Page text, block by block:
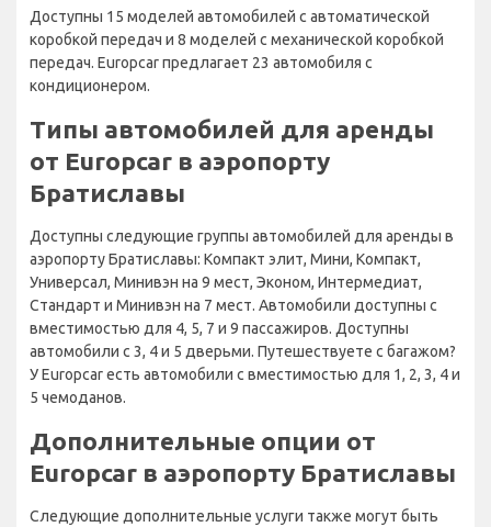
Доступны 15 моделей автомобилей с автоматической
коробкой передач и 8 моделей с механической коробкой
передач. Europcar предлагает 23 автомобиля с
кондиционером.
Типы автомобилей для аренды
от Europcar в аэропорту
Братиславы
Доступны следующие группы автомобилей для аренды в
аэропорту Братиславы: Компакт элит, Мини, Компакт,
Универсал, Минивэн на 9 мест, Эконом, Интермедиат,
Стандарт и Минивэн на 7 мест. Автомобили доступны с
вместимостью для 4, 5, 7 и 9 пассажиров. Доступны
автомобили с 3, 4 и 5 дверьми. Путешествуете с багажом?
У Europcar есть автомобили с вместимостью для 1, 2, 3, 4 и
5 чемоданов.
Дополнительные опции от
Europcar в аэропорту Братиславы
Следующие дополнительные услуги также могут быть